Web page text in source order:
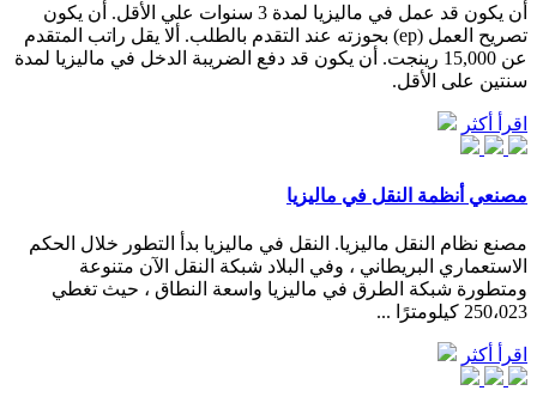
أن يكون قد عمل في ماليزيا لمدة 3 سنوات علي الأقل. أن يكون
تصريح العمل (ep) بحوزته عند التقدم بالطلب. ألا يقل راتب المتقدم
عن 15,000 رينجت. أن يكون قد دفع الضريبة الدخل في ماليزيا لمدة
سنتين على الأقل.
اقرأ أكثر
مصنعي أنظمة النقل في ماليزيا
مصنع نظام النقل ماليزيا. النقل في ماليزيا بدأ التطور خلال الحكم
الاستعماري البريطاني ، وفي البلاد شبكة النقل الآن متنوعة
ومتطورة شبكة الطرق في ماليزيا واسعة النطاق ، حيث تغطي
250،023 كيلومترًا ...
اقرأ أكثر